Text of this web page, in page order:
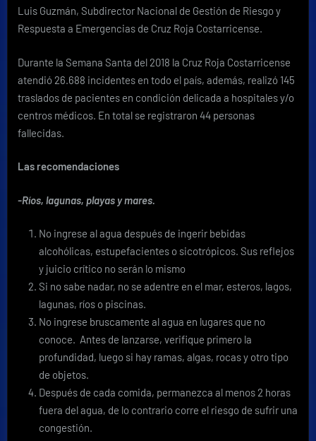
Luis Guzmán, Subdirector Nacional de Gestión de Riesgo y
Respuesta a Emergencias de Cruz Roja Costarricense.
Durante la Semana Santa del 2018 la Cruz Roja Costarricense
atendió 26.688 incidentes en todo el país, además, realizó 145
traslados de pacientes en condición delicada a hospitales y/o
centros médicos. En total se registraron 44 personas
fallecidas.
Las recomendaciones
-Ríos, lagunas, playas y mares.
No ingrese al agua después de ingerir bebidas
alcohólicas, estupefacientes o sicotrópicos. Sus reflejos
y juicio crítico no serán lo mismo
Si no sabe nadar, no se adentre en el mar, esteros, lagos,
lagunas, ríos o piscinas.
No ingrese bruscamente al agua en lugares que no
conoce. Antes de lanzarse, verifique primero la
profundidad, luego si hay ramas, algas, rocas y otro tipo
de objetos.
Después de cada comida, permanezca al menos 2 horas
fuera del agua, de lo contrario corre el riesgo de sufrir una
congestión.